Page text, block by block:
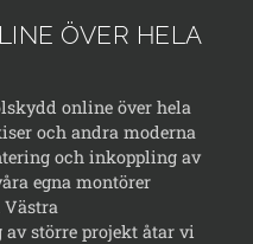
ÖVER HELA
online över hela
och andra moderna
och inkoppling av
egna montörer
Västra
av större projekt åtar vi